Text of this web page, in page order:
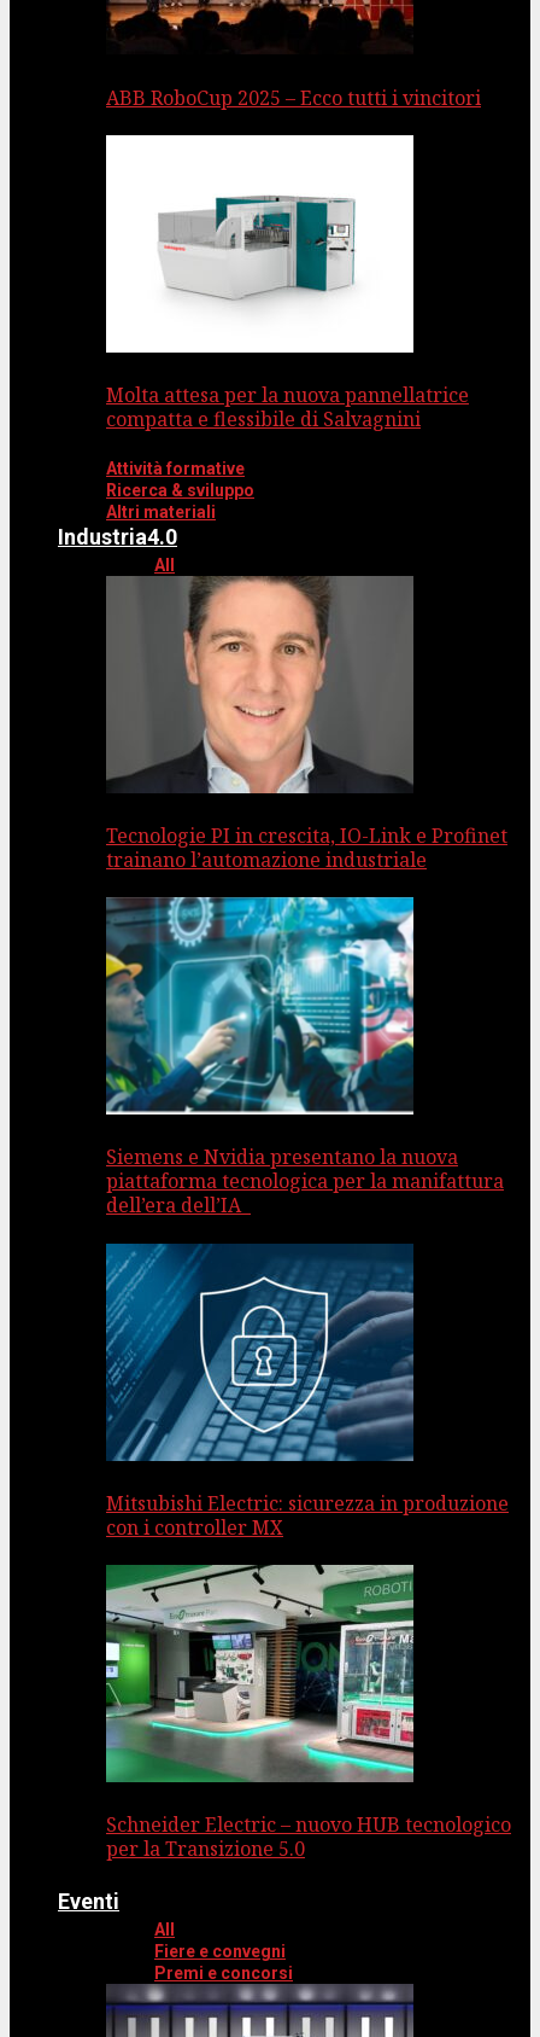
ABB RoboCup 2025 – Ecco tutti i vincitori
Molta attesa per la nuova pannellatrice
compatta e flessibile di Salvagnini
Attività formative
Ricerca & sviluppo
Altri materiali
Industria4.0
All
Tecnologie PI in crescita, IO-Link e Profinet
trainano l’automazione industriale
Siemens e Nvidia presentano la nuova
piattaforma tecnologica per la manifattura
dell’era dell’IA
Mitsubishi Electric: sicurezza in produzione
con i controller MX
Schneider Electric – nuovo HUB tecnologico
per la Transizione 5.0
Eventi
All
Fiere e convegni
Premi e concorsi